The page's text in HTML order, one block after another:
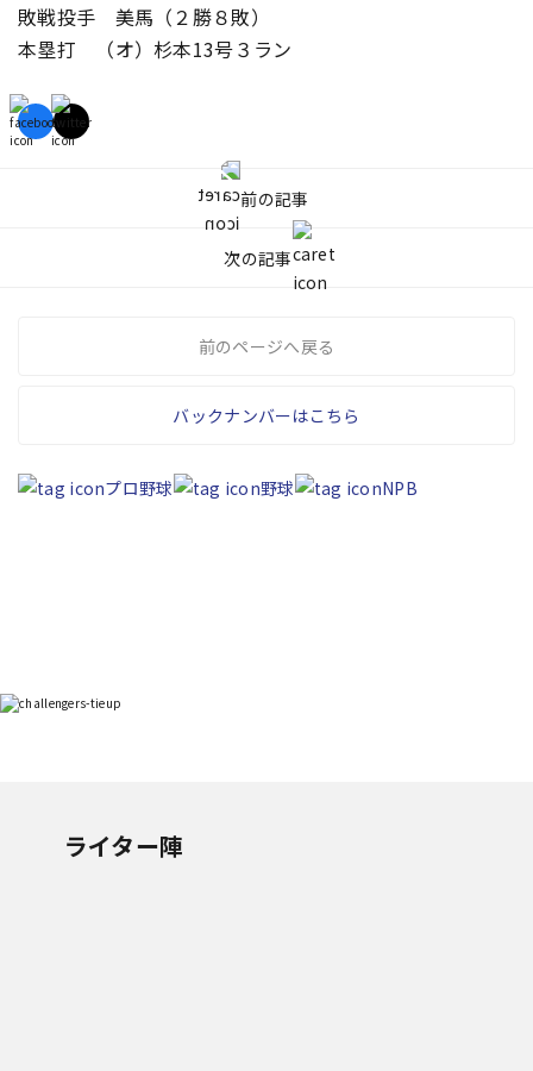
敗戦投手 美馬（２勝８敗）
本塁打 （オ）杉本13号３ラン
前の記事
次の記事
前のページへ戻る
バックナンバーはこちら
プロ野球 野球 NPB
ライター陣